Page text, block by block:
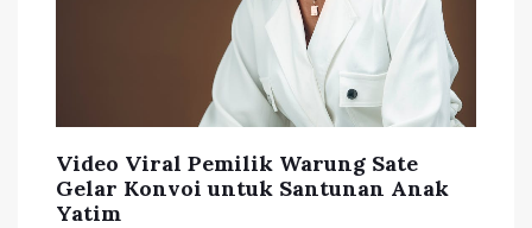
Video Viral Pemilik Warung Sate
Gelar Konvoi untuk Santunan Anak
Yatim